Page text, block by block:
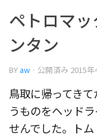
ペトロマ
ンタン
BY aw · 公開済み 2015年
鳥取に帰ってき
うものをヘッド
せんでした。ト